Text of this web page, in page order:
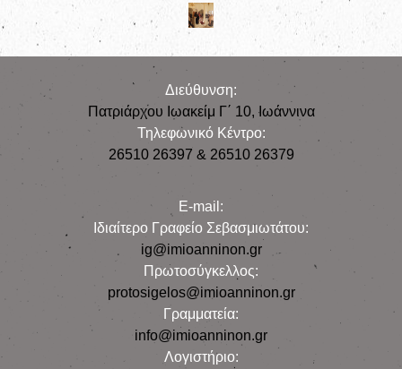
Διεύθυνση:
Πατριάρχου Ιωακείμ Γ΄ 10, Iωάννινα
Τηλεφωνικό Κέντρο:
26510 26397 & 26510 26379
E-mail:
Iδιαίτερο Γραφείο Σεβασμιωτάτου:
ig@imioanninon.gr
Πρωτοσύγκελλος:
protosigelos@imioanninon.gr
Γραμματεία:
info@imioanninon.gr
Λογιστήριο: